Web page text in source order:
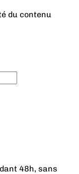
du contenu
48h, sans